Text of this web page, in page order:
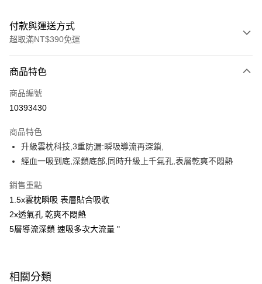
付款與運送方式
超取滿NT$390免運
POYA支付
信用卡一次付款
LINE Pay
Apple Pay
街口支付
悠遊付
Google Pay
【關於「AFTEE先享後付」】
商品特色
商品編號
10393430
商品特色
升級雲枕科技,3重防漏:瞬吸導流再深鎖,
經血一吸到底,深鎖底部,同時升級上千氣孔,表層乾爽不悶熱
銷售重點
1.5x雲枕瞬吸 表層貼合吸收
2x透氣孔 乾爽不悶熱
5層導流深鎖 速吸多次大流量 "
相關分類